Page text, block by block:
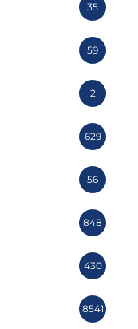
35
59
2
629
56
848
430
8541